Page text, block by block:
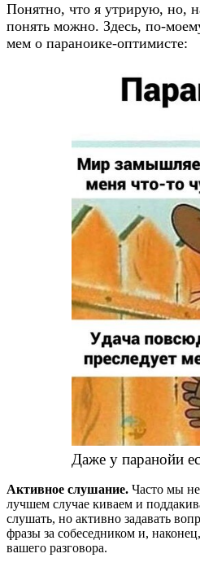
Понятно, что я утрирую, но,
понять можно. Здесь, по-
мем о параноике-оптимисте:
Даже у паранойи
Активное слушание. Часто мы
лучшем случае киваем и
слушать, но активно задавать
фразы за собеседником и,
вашего разговора.